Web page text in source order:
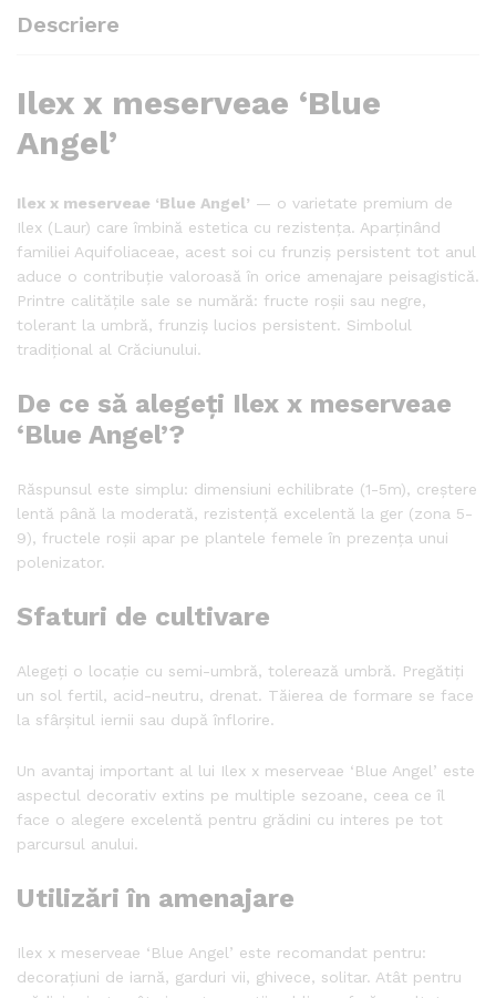
Descriere
Ilex x meserveae ‘Blue
Angel’
Ilex x meserveae ‘Blue Angel’ — o varietate premium de
Ilex (Laur) care îmbină estetica cu rezistența. Aparținând
familiei Aquifoliaceae, acest soi cu frunziș persistent tot anul
aduce o contribuție valoroasă în orice amenajare peisagistică.
Printre calitățile sale se numără: fructe roșii sau negre,
tolerant la umbră, frunziș lucios persistent. Simbolul
tradițional al Crăciunului.
De ce să alegeți Ilex x meserveae
‘Blue Angel’?
Răspunsul este simplu: dimensiuni echilibrate (1-5m), creștere
lentă până la moderată, rezistență excelentă la ger (zona 5-
9), fructele roșii apar pe plantele femele în prezența unui
polenizator.
Sfaturi de cultivare
Alegeți o locație cu semi-umbră, tolerează umbră. Pregătiți
un sol fertil, acid-neutru, drenat. Tăierea de formare se face
la sfârșitul iernii sau după înflorire.
Un avantaj important al lui Ilex x meserveae ‘Blue Angel’ este
aspectul decorativ extins pe multiple sezoane, ceea ce îl
face o alegere excelentă pentru grădini cu interes pe tot
parcursul anului.
Utilizări în amenajare
Ilex x meserveae ‘Blue Angel’ este recomandat pentru:
decorațiuni de iarnă, garduri vii, ghivece, solitar. Atât pentru